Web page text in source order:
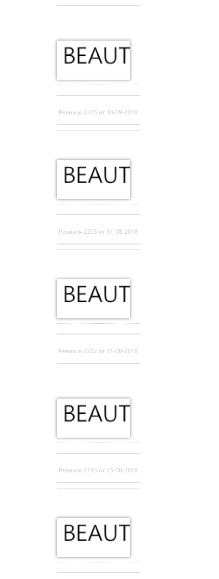
Ревизия 2205 от 10-09-2018
Ревизия 2203 от 31-08-2018
Ревизия 2202 от 31-08-2018
Ревизия 2193 от 15-08-2018